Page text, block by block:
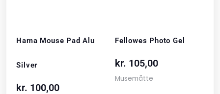
Hama Mouse Pad Alu
Silver
kr. 100,00
Fellowes Photo Gel
kr. 105,00
Musemåtte